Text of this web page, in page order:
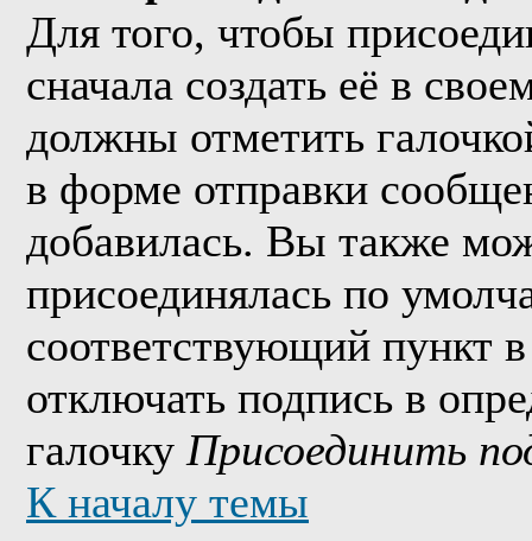
Для того, чтобы
сначала создать её в
должны отметить
в форме отправки
добавилась. Вы также
присоединялась по
соответствующий пункт
отключать подпись в
галочку Присоединить
К началу темы